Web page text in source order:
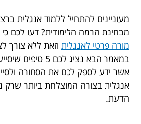
מעוניינים להתחיל ללמוד אנגלית
מבחינת הרמה הלימודית? דעו לכם כי
מורה פרטי לאנגלית וזאת ללא צורך
במאמר הבא נציג לכם
אשר ידע לספק לכם את הסחורה
אנגלית בצורה המוצלחת ביותר שרק
הדעת.